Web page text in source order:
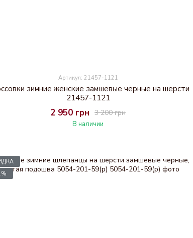
Артикул: 21457-1121
зимние женские замшевые чёрные на шерсти
21457-1121
3 200 грн
2 950 грн
В наличии